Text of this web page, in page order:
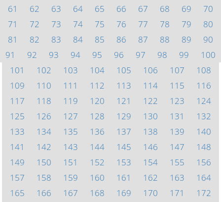
61
62 63 64 65 66 67 68 69
70
71
72 73 74 75 76 77 78 79
80
81
82 83 84 85 86 87 88 89
90
91
92 93 94 95 96 97 98 99
100
101
102 103 104 105 106 107
108
109
110 111 112 113 114 115
116
117
118 119 120 121 122 123
124
125
126 127 128 129 130 131
132
133
134 135 136 137 138 139
140
141
142 143 144 145 146 147
148
149
150 151 152 153 154 155
156
157
158 159 160 161 162 163
164
165
166 167 168 169 170 171
172